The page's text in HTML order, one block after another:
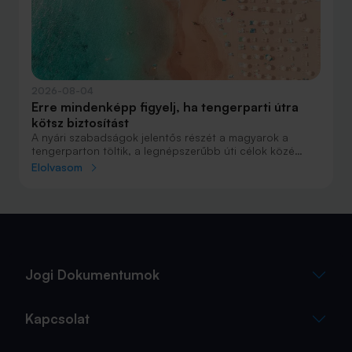
Erre mindenképp figyelj, ha tengerparti útra
kötsz biztosítást
A nyári szabadságok jelentős részét a magyarok a
tengerparton töltik, a legnépszerűbb úti célok közé
Horvátország, Olaszország és Görögország tartozik. A
sokszor az utolsó pillanatra marad.
Elolvasom
Jogi Dokumentumok
Kapcsolat